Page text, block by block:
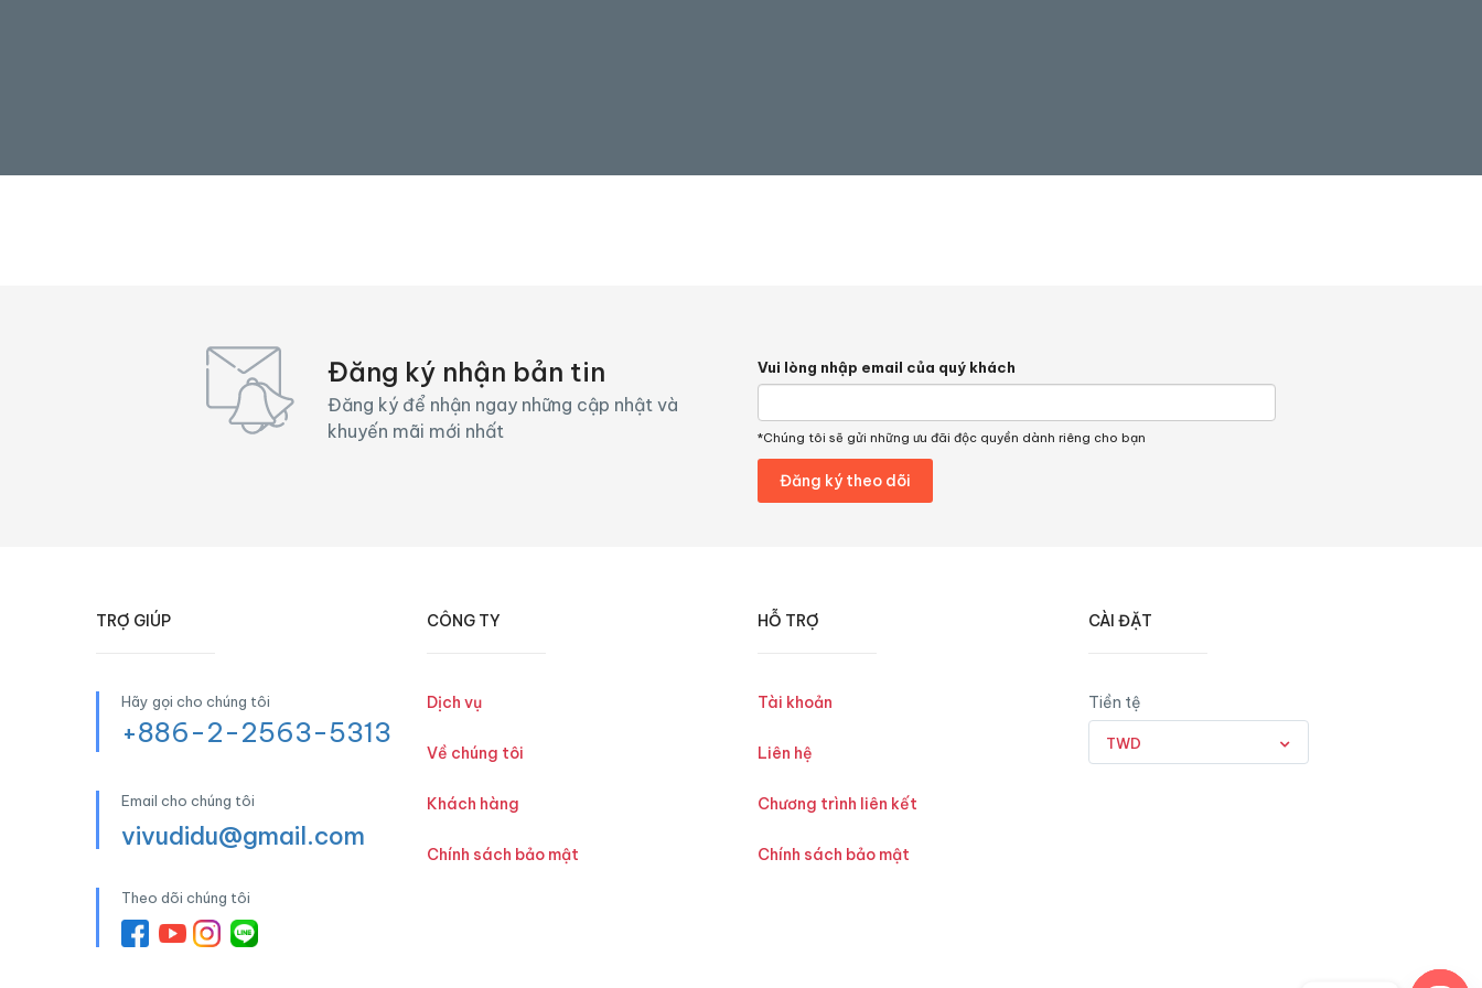
Đăng ký nhận bản tin
Đăng ký để nhận ngay những cập nhật và
khuyến mãi mới nhất
Vui lòng nhập email của quý khách
*Chúng tôi sẽ gửi những ưu đãi độc quyền dành riêng cho bạn
TRỢ GIÚP
Hãy gọi cho chúng tôi
+886-2-2563-5313
Email cho chúng tôi
vivudidu@gmail.com
Theo dõi chúng tôi
CÔNG TY
Dịch vụ
Về chúng tôi
Khách hàng
Chính sách bảo mật
HỖ TRỢ
Tài khoản
Liên hệ
Chương trình liên kết
Chính sách bảo mật
CÀI ĐẶT
Tiền tệ
TWD